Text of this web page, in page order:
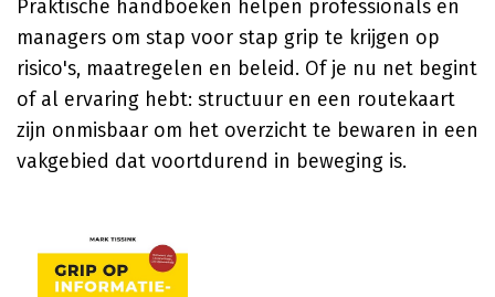
Praktische handboeken helpen professionals en
managers om stap voor stap grip te krijgen op
risico's, maatregelen en beleid. Of je nu net begint
of al ervaring hebt: structuur en een routekaart
zijn onmisbaar om het overzicht te bewaren in een
vakgebied dat voortdurend in beweging is.